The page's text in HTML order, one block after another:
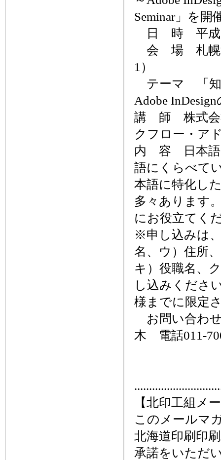
Seminar」を開
日 時 平成25
会 場 札幌北
1）
テーマ 「知
Adobe
講 師 株式会
クフロー・ア
内 容 日本語
語にくらべて
本語に特化し
多々あります
にお役立てく
※申し込みは
名、ウ）住所
キ）役職名、
し込みくださ
様までに限定
お問い合わ
木 電話011-
【北印工組メ
このメールマ
北海道印刷印
承諾をいただ